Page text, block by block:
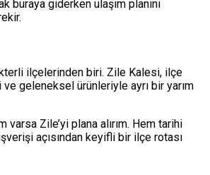
buraya giderken ulaşım planını
ilçelerinden biri. Zile Kalesi, ilçe
ve geleneksel ürünleriyle ayrı bir yarım
varsa Zile’yi plana alırım. Hem tarihi
açısından keyifli bir ilçe rotası